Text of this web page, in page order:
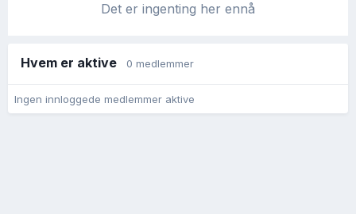
Det er ingenting her ennå
Hvem er aktive 0 medlemmer
Ingen innloggede medlemmer aktive